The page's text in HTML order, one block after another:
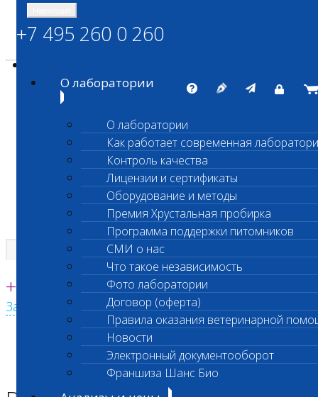
ШАНС БИО
Независимая ветеринарная лаборатория
Единая круглосуточная справочная
+7 495 260 0 260
Заказать звонок с сайта
+7 495 260 0 260
О лаборатории
О лаборатории
Как работает современная
Контроль качества
Лицензии и сертификаты
Оборудование и методы
Премия Хрустальная пробирка
Программа поддержки питомников
СМИ о нас
Что такое независимость
Фото лаборатории
Договор (оферта)
Правила оказания ветеринарной
Новости
Электронный документооборот
Франшиза Шанс Био
Главная страница
Возобновлено выполнение срочных биохимических
исследований